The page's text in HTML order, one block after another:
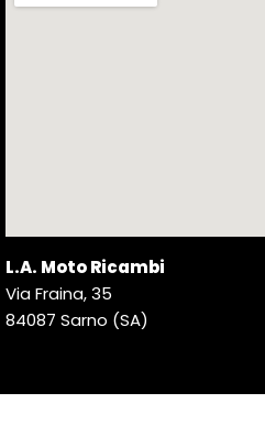
L.A. Moto Ricambi
Via Fraina, 35
84087 Sarno (SA)